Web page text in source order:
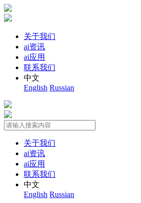
关于我们
ai资讯
ai应用
联系我们
中文
English Russian
关于我们
ai资讯
ai应用
联系我们
中文
English Russian